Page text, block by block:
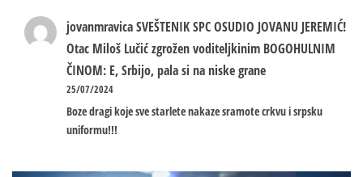
jovanmravicaSVEŠTENIK SPC OSUDIO JOVANU JEREMIĆ!
Otac Miloš Lučić zgrožen voditeljkinim BOGOHULNIM
ČINOM: E, Srbijo, pala si na niske grane
25/07/2024
Boze dragi koje sve starlete nakaze sramote crkvu i srpsku
uniformu!!!